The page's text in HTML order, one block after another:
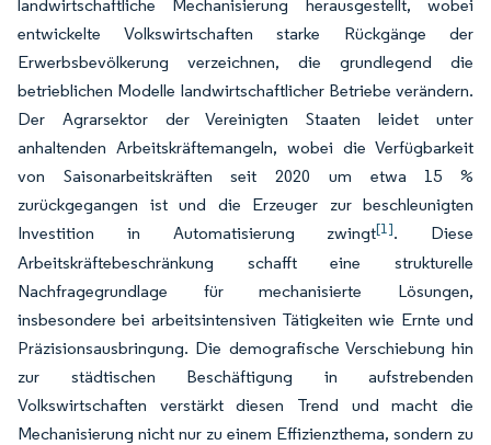
landwirtschaftliche Mechanisierung herausgestellt, wobei
entwickelte Volkswirtschaften starke Rückgänge der
Erwerbsbevölkerung verzeichnen, die grundlegend die
betrieblichen Modelle landwirtschaftlicher Betriebe verändern.
Der Agrarsektor der Vereinigten Staaten leidet unter
anhaltenden Arbeitskräftemangeln, wobei die Verfügbarkeit
von Saisonarbeitskräften seit 2020 um etwa 15 %
zurückgegangen ist und die Erzeuger zur beschleunigten
Investition in Automatisierung zwingt[1]. Diese
Arbeitskräftebeschränkung schafft eine strukturelle
Nachfragegrundlage für mechanisierte Lösungen,
insbesondere bei arbeitsintensiven Tätigkeiten wie Ernte und
Präzisionsausbringung. Die demografische Verschiebung hin
zur städtischen Beschäftigung in aufstrebenden
Volkswirtschaften verstärkt diesen Trend und macht die
Mechanisierung nicht nur zu einem Effizienzthema, sondern zu